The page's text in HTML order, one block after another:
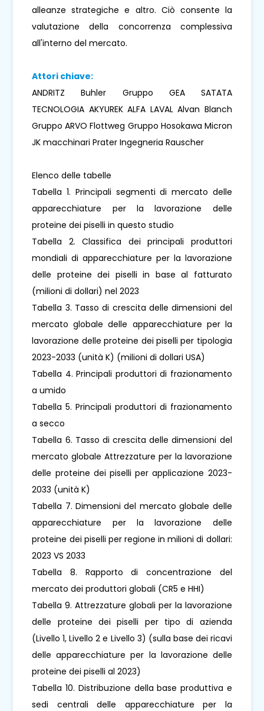
alleanze strategiche e altro. Ciò consente la
valutazione della concorrenza complessiva
all'interno del mercato.
Attori chiave:
ANDRITZ Buhler Gruppo GEA SATATA
TECNOLOGIA AKYUREK ALFA LAVAL Alvan Blanch
Gruppo ARVO Flottweg Gruppo Hosokawa Micron
JK macchinari Prater Ingegneria Rauscher
Elenco delle tabelle
Tabella 1. Principali segmenti di mercato delle
apparecchiature per la lavorazione delle
proteine ​​dei piselli in questo studio
Tabella 2. Classifica dei principali produttori
mondiali di apparecchiature per la lavorazione
delle proteine ​​dei piselli in base al fatturato
(milioni di dollari) nel 2023
Tabella 3. Tasso di crescita delle dimensioni del
mercato globale delle apparecchiature per la
lavorazione delle proteine ​​dei piselli per tipologia
2023-2033 (unità K) (milioni di dollari USA)
Tabella 4. Principali produttori di frazionamento
a umido
Tabella 5. Principali produttori di frazionamento
a secco
Tabella 6. Tasso di crescita delle dimensioni del
mercato globale Attrezzature per la lavorazione
delle proteine ​​dei piselli per applicazione 2023-
2033 (unità K)
Tabella 7. Dimensioni del mercato globale delle
apparecchiature per la lavorazione delle
proteine ​​dei piselli per regione in milioni di dollari:
2023 VS 2033
Tabella 8. Rapporto di concentrazione del
mercato dei produttori globali (CR5 e HHI)
Tabella 9. Attrezzature globali per la lavorazione
delle proteine ​​dei piselli per tipo di azienda
(Livello 1, Livello 2 e Livello 3) (sulla base dei ricavi
delle apparecchiature per la lavorazione delle
proteine ​​dei piselli al 2023)
Tabella 10. Distribuzione della base produttiva e
sedi centrali delle apparecchiature per la